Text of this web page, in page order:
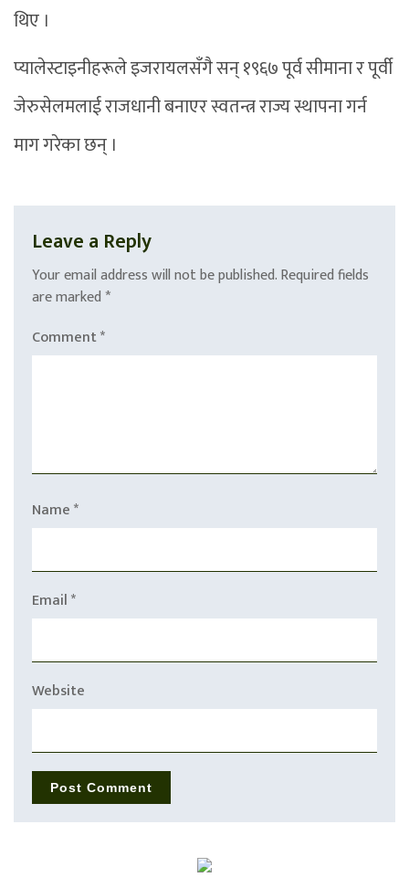
थिए ।
प्यालेस्टाइनीहरूले इजरायलसँगै सन् १९६७ पूर्व सीमाना र पूर्वी
जेरुसेलमलाई राजधानी बनाएर स्वतन्त्र राज्य स्थापना गर्न
माग गरेका छन् ।
Leave a Reply
Your email address will not be published.Required fields
are marked *
Comment*
Name*
Email*
Website